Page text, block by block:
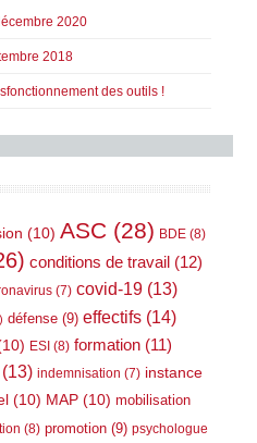
2020
2018
des outils !
(10) ASC (28) BDE (8)
conditions de travail (12)
(7) covid-19 (13)
défense (9) effectifs (14)
ESI (8) formation (11)
(13) indemnisation (7) instance
(10) MAP (10) mobilisation
(8) promotion (9) psychologue